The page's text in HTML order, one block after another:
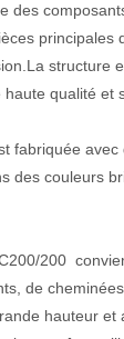
des
principales
structure
qualité et
fabriquée avec
des couleurs
200
de
hauteur et